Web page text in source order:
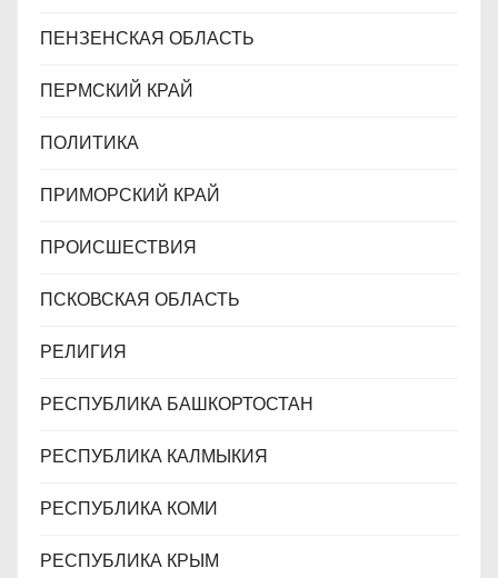
ПЕНЗЕНСКАЯ ОБЛАСТЬ
ПЕРМСКИЙ КРАЙ
ПОЛИТИКА
ПРИМОРСКИЙ КРАЙ
ПРОИСШЕСТВИЯ
ПСКОВСКАЯ ОБЛАСТЬ
РЕЛИГИЯ
РЕСПУБЛИКА БАШКОРТОСТАН
РЕСПУБЛИКА КАЛМЫКИЯ
РЕСПУБЛИКА КОМИ
РЕСПУБЛИКА КРЫМ